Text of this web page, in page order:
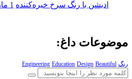
ادیشن با رنگ سرخ خیره‌کننده 1 ماه
موضوعات داغ:
رنگ Engineering Education Design Beautiful